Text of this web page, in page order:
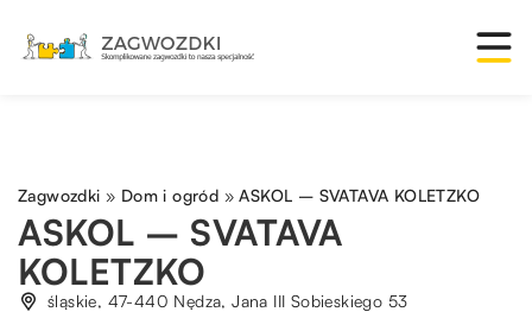
Zagwozdki » Dom i ogród »ASKOL – SVATAVA KOLETZKO
ASKOL – SVATAVA
KOLETZKO
śląskie, 47-440 Nędza, Jana III Sobieskiego 53